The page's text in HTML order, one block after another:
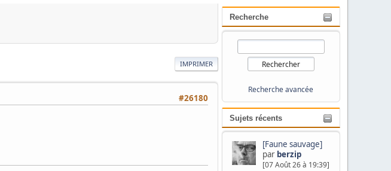
Recherche
Recherche avancée
Sujets récents
[Faune sauvage]
par berzip
[07 Août 26 à 19:39]
IMPRIMER
#26180